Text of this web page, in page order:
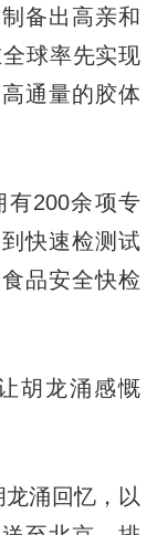
备出高亲和
球率先实现
通量的胶体
200余项专
快速检测试
品安全快检
胡龙涌感慨
涌回忆，以